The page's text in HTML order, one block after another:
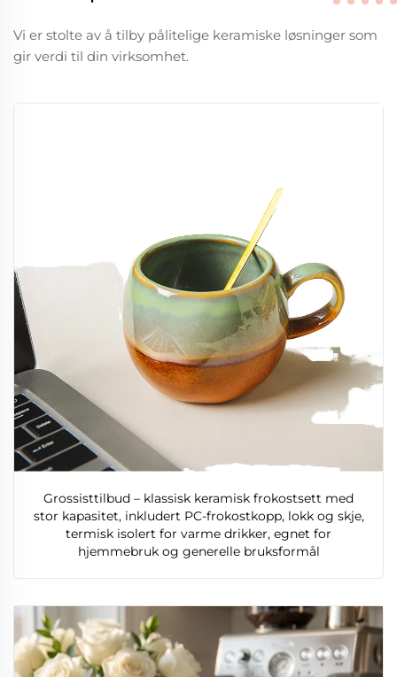
Vi er stolte av å tilby pålitelige keramiske løsninger som
gir verdi til din virksomhet.
Grossisttilbud – klassisk keramisk frokostsett med
stor kapasitet, inkludert PC-frokostkopp, lokk og skje,
termisk isolert for varme drikker, egnet for
hjemmebruk og generelle bruksformål